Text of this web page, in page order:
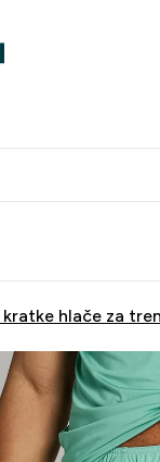
kratke hlače za